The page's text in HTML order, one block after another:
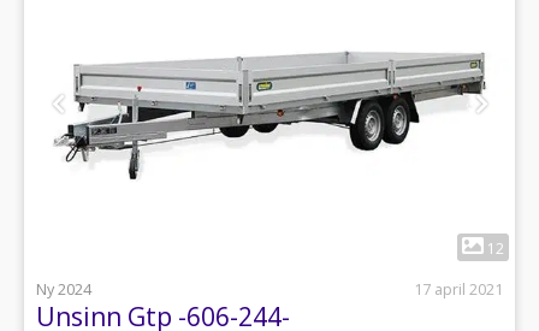
12
Ny 2024
17 april 2021
Unsinn Gtp -606-244-